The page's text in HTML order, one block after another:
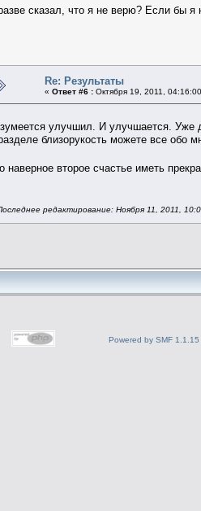
сказал, что я не верю? Если бы
Re: Результаты
« Ответ #6 : Октября 19, 2011,
улучшил. И улучшается. Уже
близорукость можете все обо
наверное второе счастье иметь
редактирование: Ноября 11, 2011,
Powered by SMF 1.1.15